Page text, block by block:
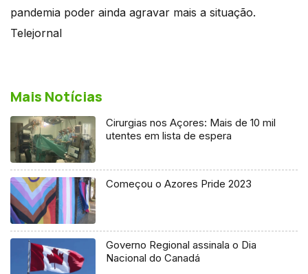
pandemia poder ainda agravar mais a situação.
Telejornal
Mais Notícias
Cirurgias nos Açores: Mais de 10 mil
utentes em lista de espera
Começou o Azores Pride 2023
Governo Regional assinala o Dia
Nacional do Canadá